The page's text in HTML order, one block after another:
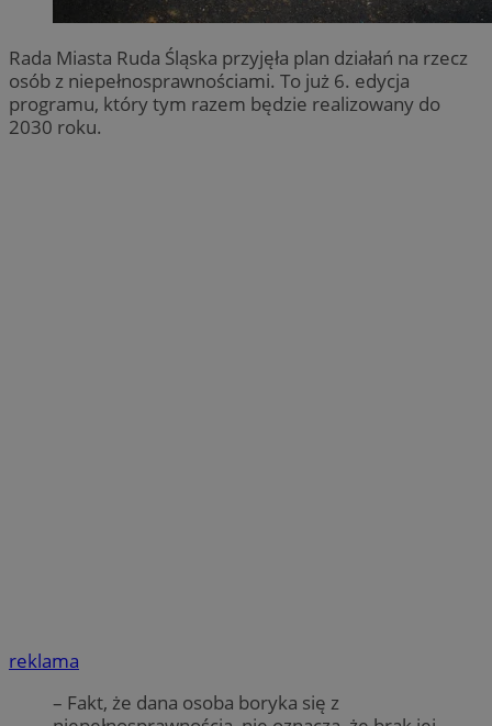
Rada Miasta Ruda Śląska przyjęła plan działań na rzecz
osób z niepełnosprawnościami. To już 6. edycja
programu, który tym razem będzie realizowany do
2030 roku.
reklama
– Fakt, że dana osoba boryka się z